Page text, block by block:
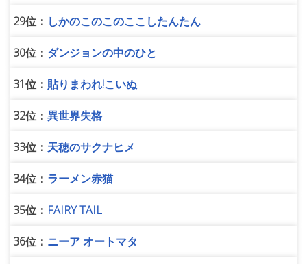
29位： しかのこのこのここしたんたん
30位： ダンジョンの中のひと
31位： 貼りまわれ!こいぬ
32位： 異世界失格
33位： 天穂のサクナヒメ
34位： ラーメン赤猫
35位： FAIRY TAIL
36位： ニーア オートマタ